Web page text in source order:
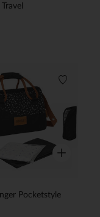
Aperçu
Pocketstyle